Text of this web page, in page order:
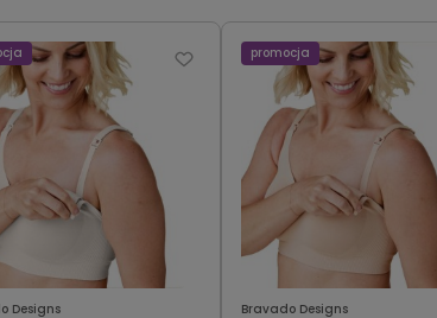
Designs Bravado Designs
promocja